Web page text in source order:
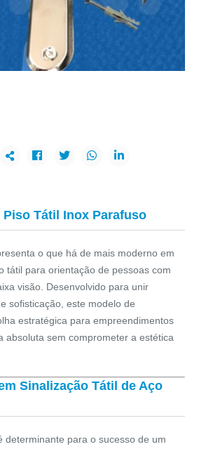
Piso Tátil Inox Parafuso
o que há de mais moderno em
tátil para orientação de pessoas com
visão. Desenvolvido para unir
sofisticação, este modelo de
estratégica para empreendimentos
absoluta sem comprometer a estética
Sinalização Tátil de Aço
determinante para o sucesso de um